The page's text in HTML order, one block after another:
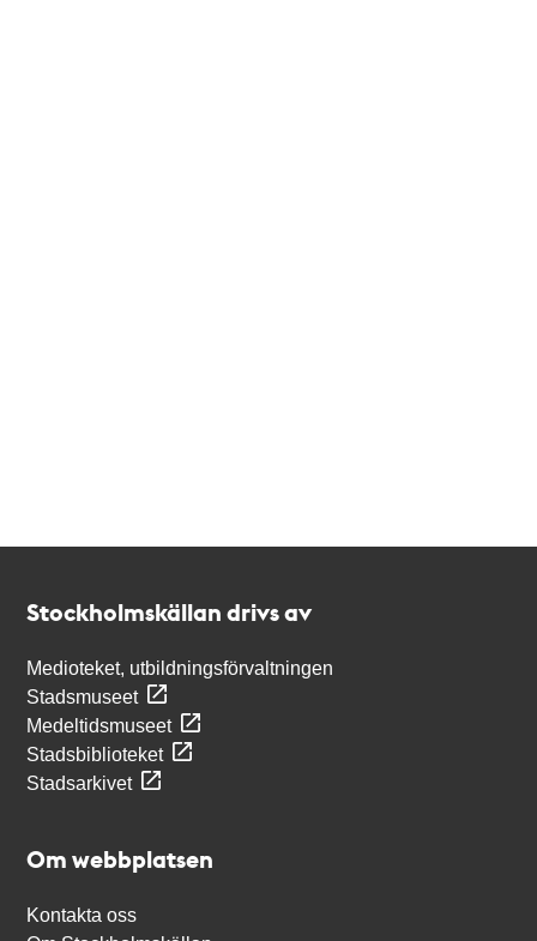
Stockholmskällan drivs av
Medioteket, utbildningsförvaltningen
Stadsmuseet
Medeltidsmuseet
Stadsbiblioteket
Stadsarkivet
Om webbplatsen
Kontakta oss